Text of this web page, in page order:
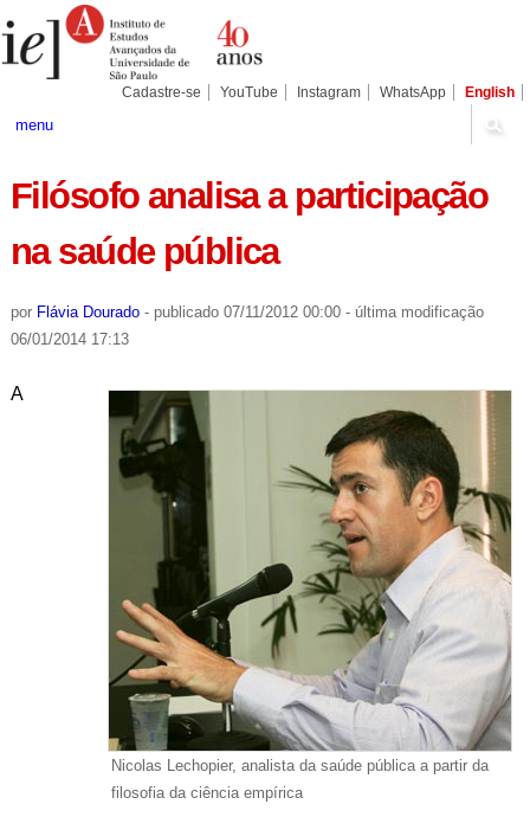
para
conteúdo.
Pessoais
Cadastre-se YouTube Instagram WhatsApp English
menu
Filósofo analisa a participação
na saúde pública
por Flávia Dourado - publicado07/11/2012 00:00 - última modificação
06/01/2014 17:13
Nicolas Lechopier, analista da saúde pública a partir da
filosofia da ciência empírica
A